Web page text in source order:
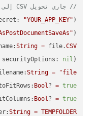
// جاري تحويل CSV إلى HTML
"YOUR_APP_KEY" );
)
String = file.CSV
nil )
String =
"file"
Bool? = true
Bool? = true
String = TEMPFOLDER